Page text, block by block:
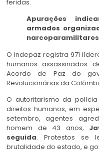
feridas.
Apurações
armados
O Indepaz registra 971
humanos assassinados
Acordo de Paz do
Revolucionárias da
O autoritarismo da
direitos humanos, em
setembro, agentes
homem de 43 anos,
seguida. Protestos se
brutalidade do estado, e